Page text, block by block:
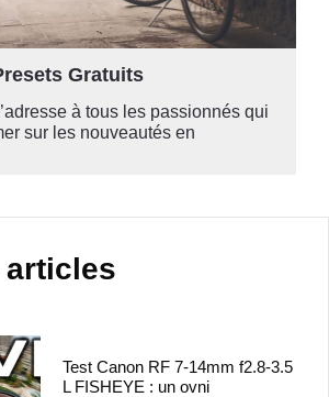
Gratuits
à tous les passionnés qui
sur les nouveautés en
articles
Test Canon RF 7-14mm f2.8-3.5
L FISHEYE : un ovni